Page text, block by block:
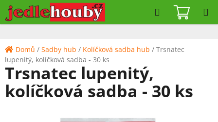
Přejít
na
obsah
Hledat
KOŠÍK
Domů / Sadby hub / Kolíčková sadba hub / Trsnatec
lupenitý, kolíčková sadba - 30 ks
Trsnatec lupenitý,
kolíčková sadba - 30 ks